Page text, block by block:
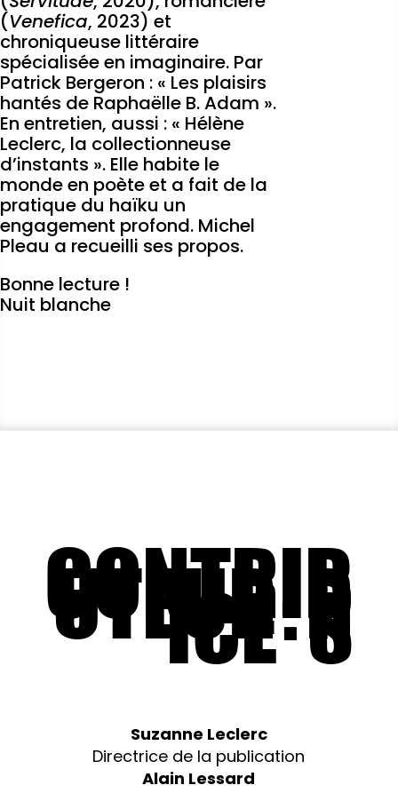
(Venefica, 2023) et
chroniqueuse littéraire
spécialisée en imaginaire. Par
Patrick Bergeron : « Les plaisirs
hantés de Raphaëlle B. Adam ».
En entretien, aussi : « Hélène
Leclerc, la collectionneuse
d’instants ». Elle habite le
monde en poète et a fait de la
pratique du haïku un
engagement profond. Michel
Pleau a recueilli ses propos.
Bonne lecture !
Nuit blanche
CONTRIB
UTEUR·R
ICE·S
Suzanne Leclerc
Directrice de la publication
Alain Lessard